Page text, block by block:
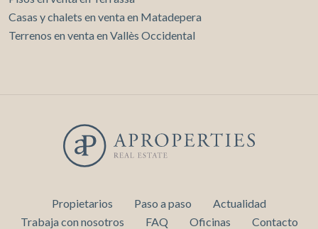
Casas y chalets en venta en Matadepera
Terrenos en venta en Vallès Occidental
Propietarios Paso a paso
Actualidad
Trabaja con nosotros
FAQ Oficinas Contacto